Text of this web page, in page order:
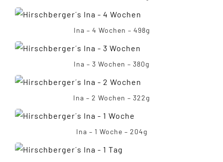
Ina – 4 Wochen – 498g
Ina – 3 Wochen – 380g
Ina – 2 Wochen – 322g
Ina – 1 Woche – 204g